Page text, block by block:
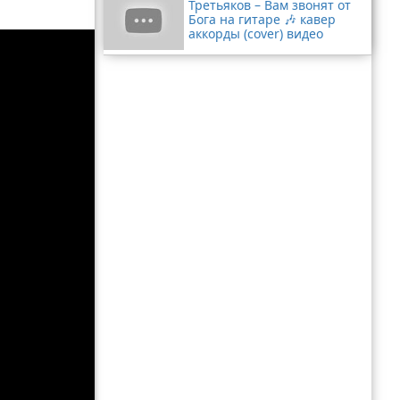
Третьяков – Вам звонят от
Бога на гитаре 🎶 кавер
аккорды (cover) видео